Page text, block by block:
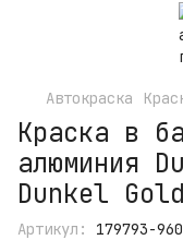
Автокраска
Краска в
алюминия
Dunkel
Артикул: 179793-